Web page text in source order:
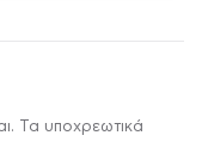
Τα υποχρεωτικά